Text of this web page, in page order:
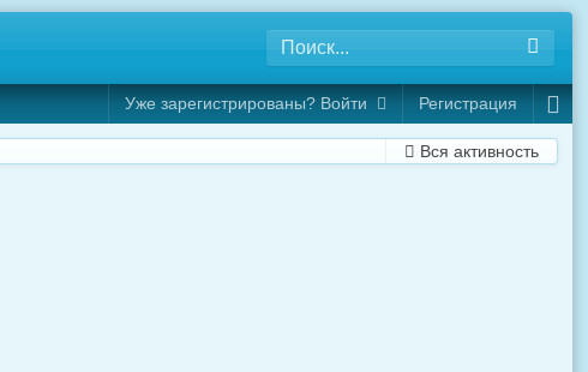
Уже зарегистрированы? Войти Регистрация
Вся активность